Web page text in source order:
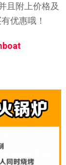
且附上价格及
优惠哦！